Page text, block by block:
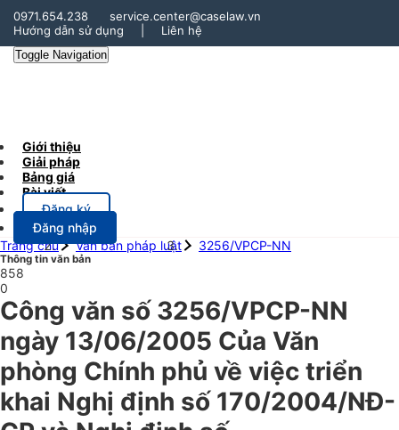
0971.654.238
service.center@caselaw.vn
Hướng dẫn sử dụng
Liên hệ
Toggle Navigation
Giới thiệu
Giải pháp
Bảng giá
Bài viết
Đăng ký
Đăng nhập
Trang chủ
Văn bản pháp luật 3256/VPCP-NN
Thông tin văn bản
858
0
Công văn số 3256/VPCP-NN
ngày 13/06/2005 Của Văn
phòng Chính phủ về việc triển
khai Nghị định số 170/2004/NĐ-